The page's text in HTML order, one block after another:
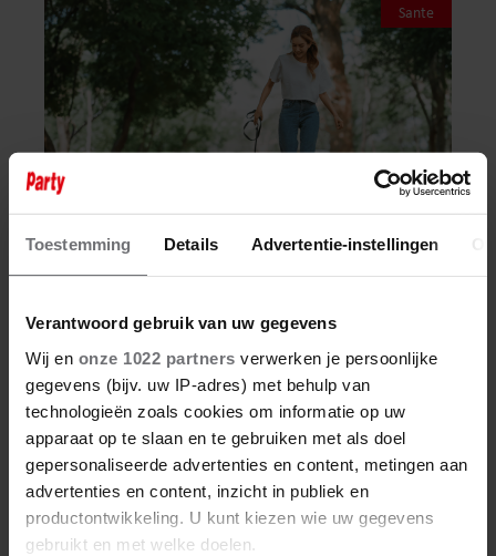
Toestemming Details Advertentie-instellingen
Verantwoord gebruik van uw gegevens
Wij en onze 1022 partners verwerken je persoonlijke
gegevens (bijv. uw IP-adres) met behulp van
technologieën zoals cookies om informatie op uw
apparaat op te slaan en te gebruiken met als doel
gepersonaliseerde advertenties en content, metingen aan
advertenties en content, inzicht in publiek en
productontwikkeling. U kunt kiezen wie uw gegevens
gebruikt en met welke doelen.
Sante
DÍT DOET DAGELIJKS WANDELEN
MET JE EETLUST